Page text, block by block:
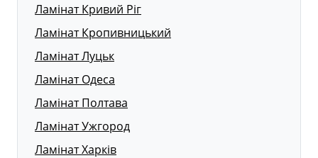
Ламінат Кривий Ріг
Ламінат Кропивницький
Ламінат Луцьк
Ламінат Одеса
Ламінат Полтава
Ламінат Ужгород
Ламінат Харків